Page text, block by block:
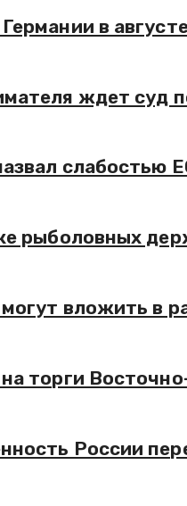
в
ждет суд
слабостью
рыболовных
вложить в
торги
России